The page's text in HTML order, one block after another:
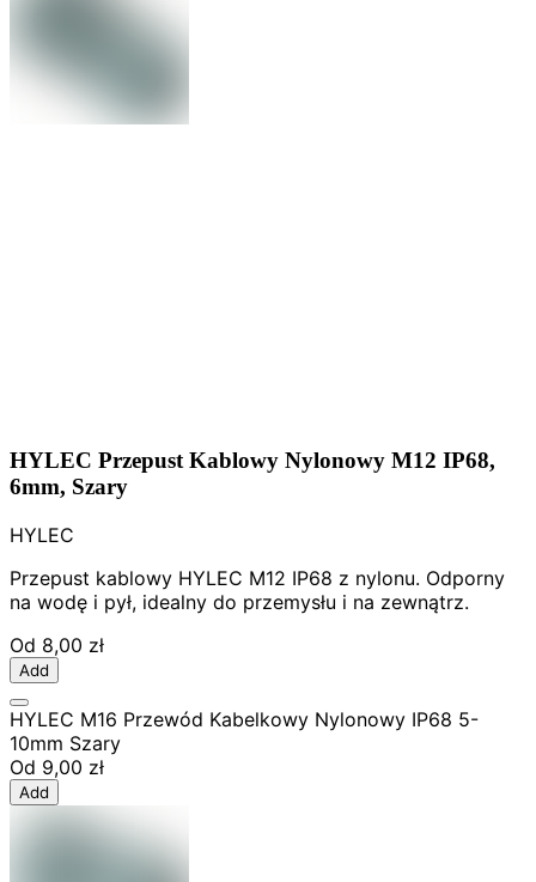
HYLEC Przepust Kablowy Nylonowy M12 IP68,
6mm, Szary
HYLEC
Przepust kablowy HYLEC M12 IP68 z nylonu. Odporny
na wodę i pył, idealny do przemysłu i na zewnątrz.
Od 8,00 zł
Add
HYLEC M16 Przewód Kabelkowy Nylonowy IP68 5-
10mm Szary
Od 9,00 zł
Add